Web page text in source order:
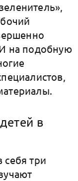
на подобную
в
себя три